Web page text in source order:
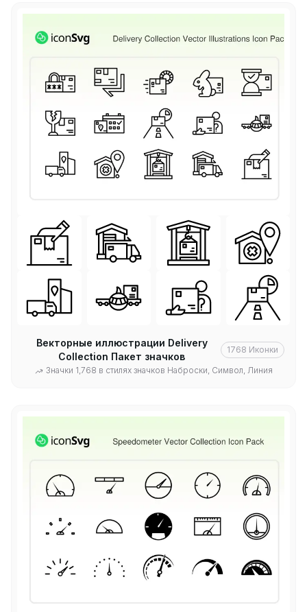
Векторные иллюстрации Delivery
Collection Пакет значков
1768 Иконки
Значки 1,768 в стилях значков Наброски, Символ, Линия